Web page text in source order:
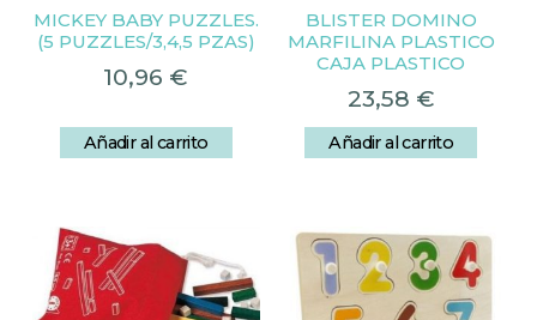
MICKEY BABY PUZZLES.
(5 PUZZLES/3,4,5 PZAS)
10,96 €
Añadir al carrito
BLISTER DOMINO
MARFILINA PLASTICO
CAJA PLASTICO
23,58 €
Añadir al carrito